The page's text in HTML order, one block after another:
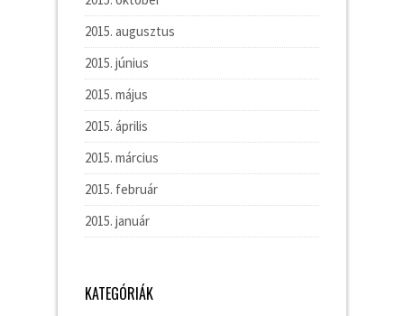
2015. augusztus
2015. június
2015. május
2015. április
2015. március
2015. február
2015. január
KATEGÓRIÁK